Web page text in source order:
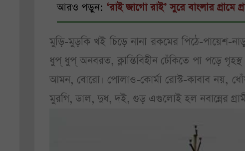
আরও পড়ুন: ‘রাই জাগো রাই’ সুরে বাংলার গ্রামে
মুড়ি-মুড়কি খই চিড়ে নানা রকমের পিঠে-পায়েশ-
ধুপ্ ধুপ্ অনবরত, ক্লান্তিবিহীন ঢেঁকিতে পা পড়ে
আমন, বোরো। পোলাও-কোর্মা রোস্ট-কাবাব নয়,
মুরগি, ডাল, দুধ, দই, গুড় এগুলোই হল নবান্নের